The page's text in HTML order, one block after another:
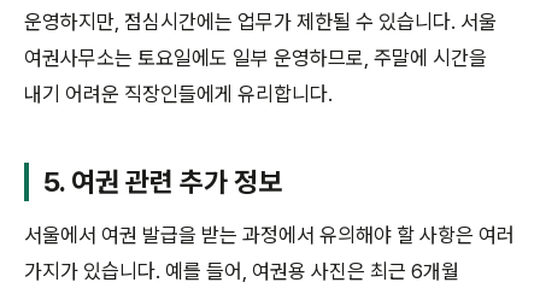
운영하지만, 점심시간에는 업무가 제한될 수 있습니다. 서울
여권사무소는 토요일에도 일부 운영하므로, 주말에 시간을
내기 어려운 직장인들에게 유리합니다.
5. 여권 관련 추가 정보
서울에서 여권 발급을 받는 과정에서 유의해야 할 사항은 여러
가지가 있습니다. 예를 들어, 여권용 사진은 최근 6개월